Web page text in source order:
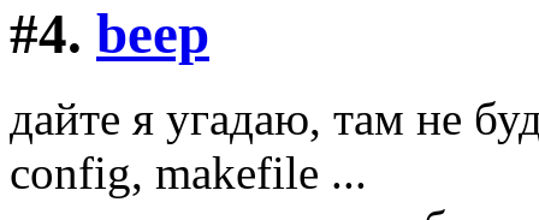
#4. beep
дайте я угадаю, там не
config, makefile ...